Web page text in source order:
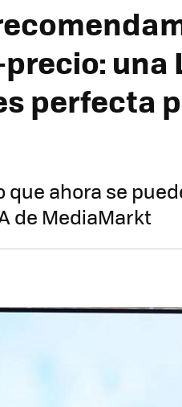
una
perfecta
ahora se
de MediaMarkt